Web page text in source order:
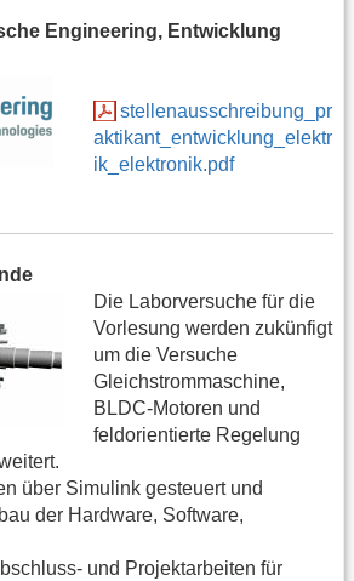
Engineering, Entwicklung
stellenausschreibung_pr
aktikant_entwicklung_elektr
ik_elektronik.pdf
Die Laborversuche für die
Vorlesung werden zukünfigt
um die Versuche
Gleichstrommaschine,
BLDC-Motoren und
feldorientierte Regelung
über Simulink gesteuert und
der Hardware, Software,
und Projektarbeiten für